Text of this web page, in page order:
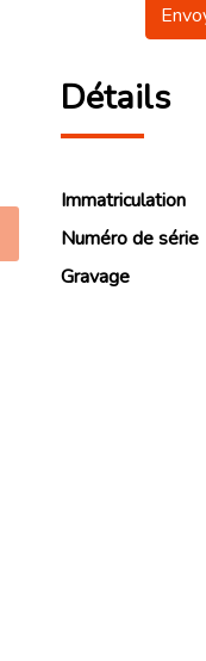
Détails
Immatriculation
Numéro de série
Gravage